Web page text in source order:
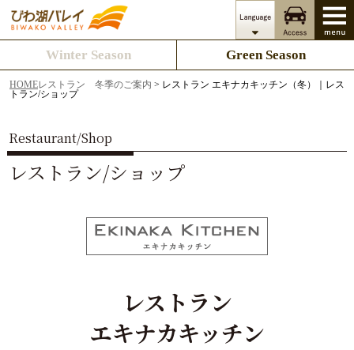
Winter Season Green Season
HOMEレストラン 冬季のご案内 > レストラン エキナカキッチン（冬）｜レス
トラン/ショップ
Restaurant/Shop
レストラン/ショップ
レストラン
エキナカキッチン